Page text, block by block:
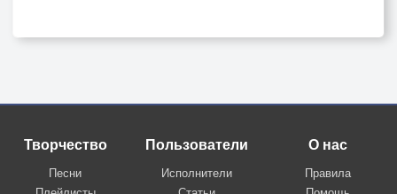
Творчество
Песни
Пользователи
Исполнители
О нас
Правила